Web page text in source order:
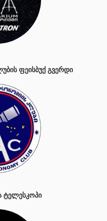
ᲤᲔᲘᲡᲑᲣᲥ ᲒᲕᲔᲠᲓᲘ
ᲢᲔᲚᲔᲡᲙᲝᲞᲘ